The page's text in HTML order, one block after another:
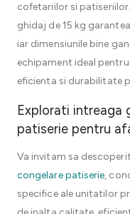
cofetariilor si
ghidaj de 15 kg
iar dimensiunile bine
echipament ideal
eficienta si durabilitate
Explorati intreaga
patiserie pentru
Va invitam sa
congelare patiserie,
specifice ale unitatilor